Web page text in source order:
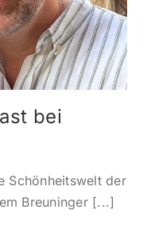
bei
Schönheitswelt der
Breuninger [...]